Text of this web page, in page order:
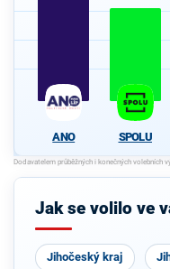
ANO SPOLU
Jak se volilo ve
Jihočeský kraj